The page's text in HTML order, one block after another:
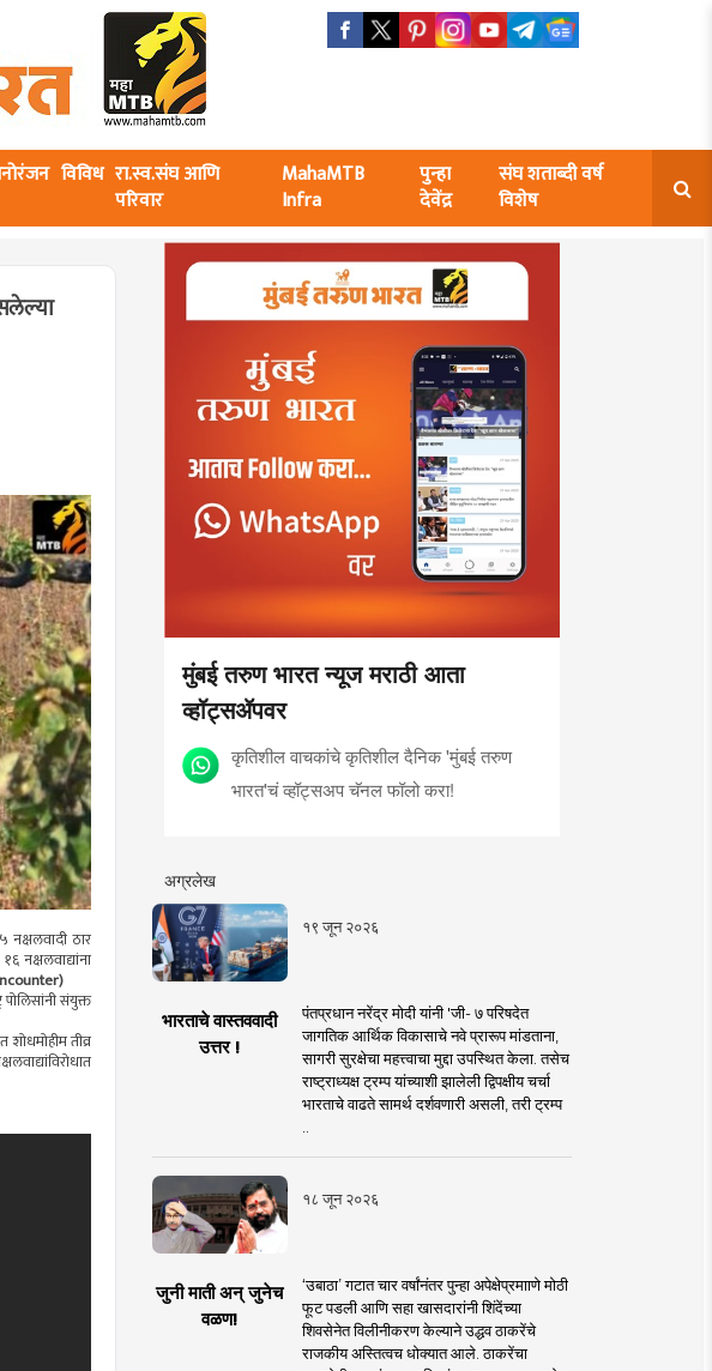
विविध रा.स्व.संघ आणि
परिवार
MahaMTB
Infra
पुन्हा
देवेंद्र
संघ शताब्दी वर्ष
विशेष
ठार
नक्षलवाद्यांना
संयुक्त
तीव्र
मुंबई तरुण भारत न्यूज मराठी आता
व्हॉट्सॲपवर
कृतिशील वाचकांचे कृतिशील दैनिक 'मुंबई तरुण
भारत'चं व्हॉट्सअप चॅनल फॉलो करा!
अग्रलेख
१९ जून २०२६
भारताचे वास्तववादी
उत्तर !
पंतप्रधान नरेंद्र मोदी यांनी 'जी- ७ परिषदेत
जागतिक आर्थिक विकासाचे नवे प्रारूप मांडताना,
सागरी सुरक्षेचा महत्त्वाचा मुद्दा उपस्थित केला. तसेच
राष्ट्राध्यक्ष ट्रम्प यांच्याशी झालेली द्विपक्षीय चर्चा
भारताचे वाढते सामर्थ दर्शवणारी असली, तरी ट्रम्प
१८ जून २०२६
जुनी माती अन् जुनेच
वळण!
‘उबाठा’ गटात चार वर्षांनंतर पुन्हा अपेक्षेप्रमााणे मोठी
फूट पडली आणि सहा खासदारांनी शिंदेंच्या
शिवसेनेत विलीनीकरण केल्याने उद्धव ठाकरेंचे
राजकीय अस्तित्वच धोक्यात आले. ठाकरेंचा